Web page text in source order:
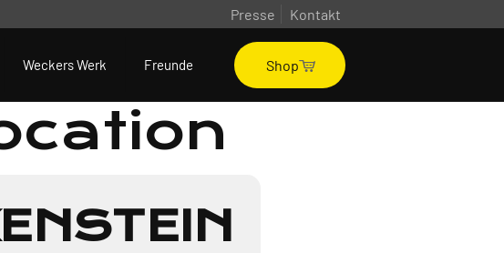
Presse Kontakt
Weckers Werk Freunde Shop